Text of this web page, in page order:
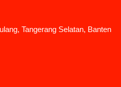
Tangerang Selatan, Banten